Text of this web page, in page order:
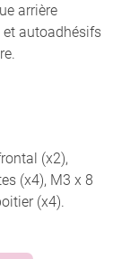
arrière
autoadhésifs
(x2),
(x4), M3 x 8
(x4).